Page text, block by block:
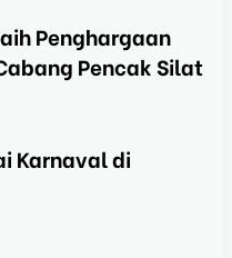
Penghargaan
Pencak Silat
Karnaval di